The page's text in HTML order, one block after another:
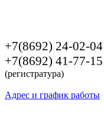
+7(8692) 24-02-04
+7(8692) 41-77-15
(регистратура)
Адрес и график работы